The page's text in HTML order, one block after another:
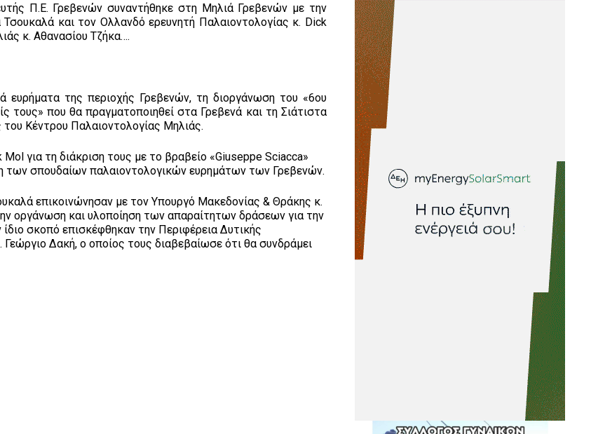
Π.Ε. Γρεβενών συναντήθηκε στη Μηλιά Γρεβενών με την
και τον Ολλανδό ερευνητή Παλαιοντολογίας κ. Dick
κ. Αθανασίου Τζήκα….
ευρήματα της περιοχής Γρεβενών, τη διοργάνωση του «6ου
τους» που θα πραγματοποιηθεί στα Γρεβενά και τη Σιάτιστα
Κέντρου Παλαιοντολογίας Μηλιάς.
για τη διάκριση τους με το βραβείο «Giuseppe Sciacca»
των σπουδαίων παλαιοντολογικών ευρημάτων των Γρεβενών.
επικοινώνησαν με τον Υπουργό Μακεδονίας & Θράκης κ.
οργάνωση και υλοποίηση των απαραίτητων δράσεων για την
σκοπό επισκέφθηκαν την Περιφέρεια Δυτικής
Δακή, ο οποίος τους διαβεβαίωσε ότι θα συνδράμει